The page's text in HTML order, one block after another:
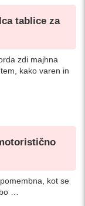
tablice za
zdi majhna
kako varen in
kot se
…